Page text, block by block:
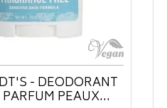
- DÉODORANT
PEAUX...